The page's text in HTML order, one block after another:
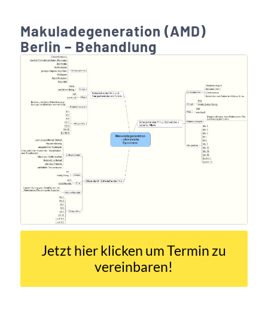
Makuladegeneration (AMD)
Berlin – Behandlung
Jetzt hier klicken um Termin zu
vereinbaren!